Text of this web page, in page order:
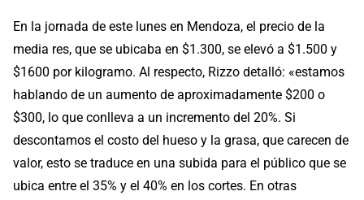
En la jornada de este lunes en Mendoza, el precio de la
media res, que se ubicaba en $1.300, se elevó a $1.500 y
$1600 por kilogramo. Al respecto, Rizzo detalló: «estamos
hablando de un aumento de aproximadamente $200 o
$300, lo que conlleva a un incremento del 20%. Si
descontamos el costo del hueso y la grasa, que carecen de
valor, esto se traduce en una subida para el público que se
ubica entre el 35% y el 40% en los cortes. En otras